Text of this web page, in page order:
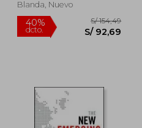
Blanda, Nuevo